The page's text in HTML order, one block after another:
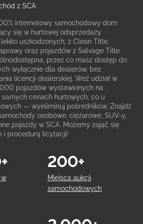
z SCA
internetowy samochodowy dom
się w hurtowej odsprzedaży
uszkodzonych, z Clean Title,
oraz pojazdów z Salvage Title.
przez co masz dostęp do
wyłącznie dla dealerów, bez
licencji dealerskiej. Weź udział w
pojazdów wystawionych na
cenach hurtowych, co u
— wyeliminuj pośredników. Znajdź
osobowe, ciężarowe, SUV-y,
pojazdy w SCA. Możemy zająć się
i procedurą licytacji!
Miejsca aukcji
samochodowych
200+